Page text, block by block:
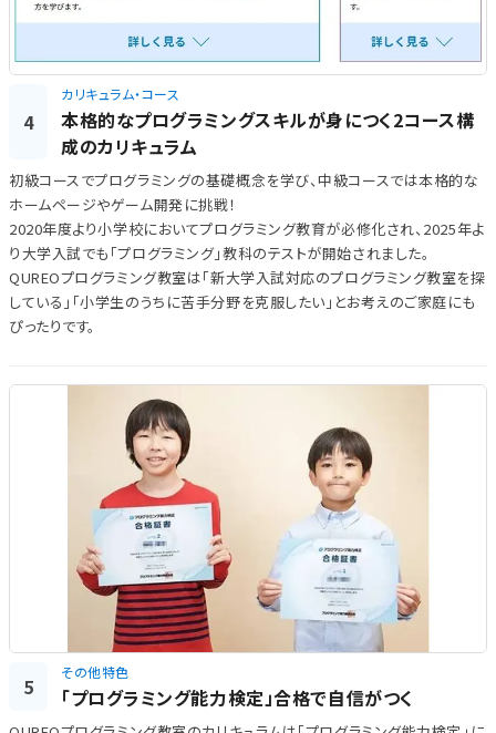
4
カリキュラム・コース
本格的なプログラミングスキルが身につく2コース構
成のカリキュラム
初級コースでプログラミングの基礎概念を学び、中級コースでは本格的な
ホームページやゲーム開発に挑戦！
2020年度より小学校においてプログラミング教育が必修化され、2025年よ
り大学入試でも「プログラミング」教科のテストが開始されました。
QUREOプログラミング教室は「新大学入試対応のプログラミング教室を探
している」「小学生のうちに苦手分野を克服したい」とお考えのご家庭にも
ぴったりです。
5
その他特色
「プログラミング能力検定」合格で自信がつく